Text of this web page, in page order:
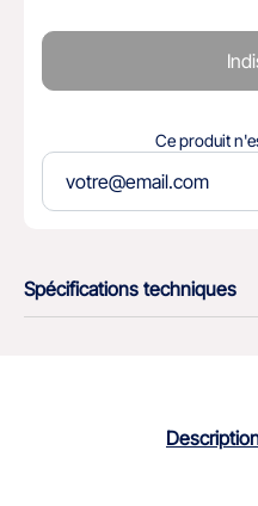
Ce produit
Spécifications techniques